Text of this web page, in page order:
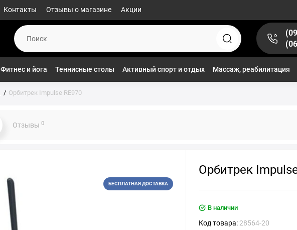
Контакты Отзывы о магазине Акции
Фитнес и йога Теннисные столы Активный спорт и отдых Массаж, реабилитация
Орбитрек Impulse RE970
Отзывы 0
БЕСПЛАТНАЯ ДОСТАВКА
Орбитрек
В наличии
Код товара: 28564-20